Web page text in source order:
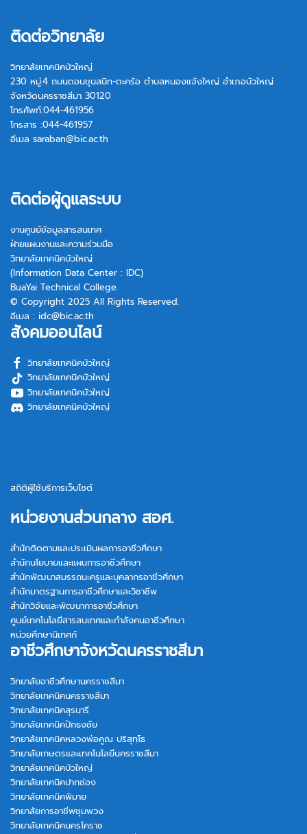
ติดต่อวิทยาลัย
วิทยาลัยเทคนิคบัวใหญ่
230 หมู่.4 ถนนดอนขุนสนิท-ตะคร้อ ตำบลหนองแจ้งใหญ่ อำเภอบัวใหญ่
จังหวัดนครราชสีมา 30120
โทรศัพท์:044-461956
โทรสาร :044-461957
อีเมล saraban@bic.ac.th
ติดต่อผู้ดูแลระบบ
งานศูนย์ข้อมูลสารสนเทศ
ฝ่ายแผนงานและความร่วมมือ
วิทยาลัยเทคนิคบัวใหญ่
(Information Data Center : IDC)
BuaYai Technical College.
© Copyright 2025 All Rights Reserved.
อีเมล : idc@bic.ac.th
สังคมออนไลน์
วิทยาลัยเทคนิคบัวใหญ่
วิทยาลัยเทคนิคบัวใหญ่
วิทยาลัยเทคนิคบัวใหญ่
วิทยาลัยเทคนิคบัวใหญ่
สถิติผู้ใช้บริการเว็บไซต์
หน่วยงานส่วนกลาง สอศ.
สำนักติดตามและประเมินผลการอาชีวศึกษา
สำนักนโยบายและแผนการอาชีวศึกษา
สำนักพัฒนาสมรรถนะครูและบุคลากรอาชีวศึกษา
สำนักมาตรฐานการอาชีวศึกษาและวิชาชีพ
สำนักวิจัยและพัฒนาการอาชีวศึกษา
ศูนย์เทคโนโลยีสารสนเทศและกำลังคนอาชีวศึกษา
หน่วยศึกษานิเทศก์
อาชีวศึกษาจังหวัดนครราชสีมา
วิทยาลัยอาชีวศึกษานครราชสีมา
วิทยาลัยเทคนิคนครราชสีมา
วิทยาลัยเทคนิคสุรนารี
วิทยาลัยเทคนิคปักธงชัย
วิทยาลัยเทคนิคหลวงพ่อคูณ ปริสุทฺโธ
วิทยาลัยเกษตรและเทคโนโลยีนครราชสีมา
วิทยาลัยเทคนิคบัวใหญ่
วิทยาลัยเทคนิคปากช่อง
วิทยาลัยเทคนิคพิมาย
วิทยาลัยการอาชีพชุมพวง
วิทยาลัยเทคนิคนครโคราช